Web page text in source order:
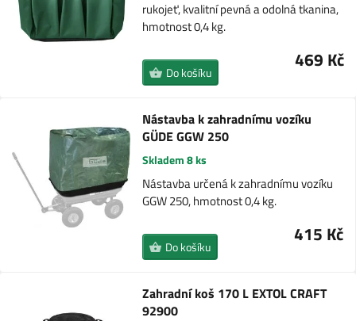
rukojeť, kvalitní pevná a odolná tkanina,
hmotnost 0,4 kg.
469 Kč
Do košíku
Nástavba k zahradnímu vozíku
GÜDE GGW 250
Skladem 8 ks
Nástavba určená k zahradnímu vozíku
GGW 250, hmotnost 0,4 kg.
415 Kč
Do košíku
Zahradní koš 170 L EXTOL CRAFT
92900